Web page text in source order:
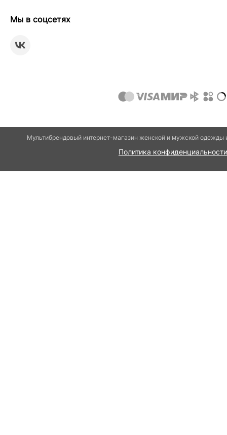
Мы в соцсетях
Мультибрендовый интернет-магазин женской и мужской
Политика конфиденциальности